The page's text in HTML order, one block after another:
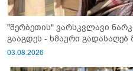
"შერბეთის" ვარსკვლავი
გააგდეს - ხმაური გადასაღებ
03.08.2026